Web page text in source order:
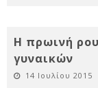
Η πρωινή
γυναικών
14 Ιουλίου 2015